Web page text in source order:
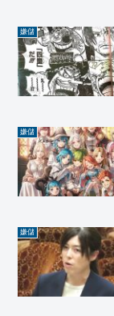
嫌儲
嫌儲
嫌儲